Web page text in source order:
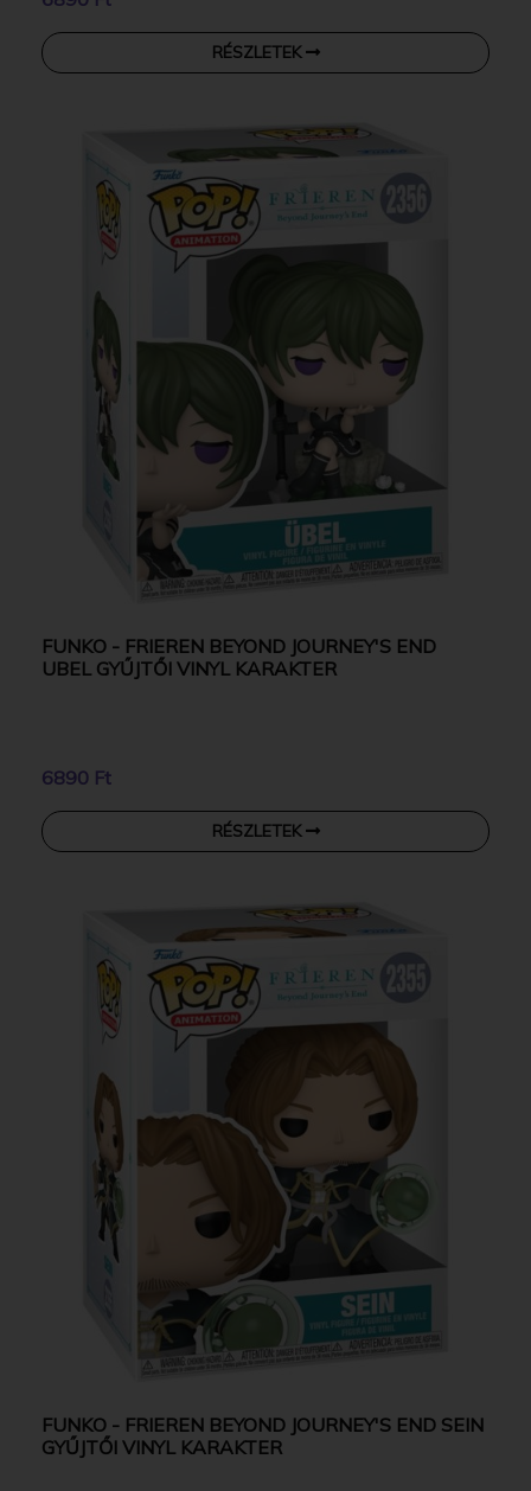
RÉSZLETEK
FUNKO - FRIEREN BEYOND JOURNEY'S END
UBEL GYŰJTŐI VINYL KARAKTER
6890 Ft
RÉSZLETEK
FUNKO - FRIEREN BEYOND JOURNEY'S END SEIN
GYŰJTŐI VINYL KARAKTER